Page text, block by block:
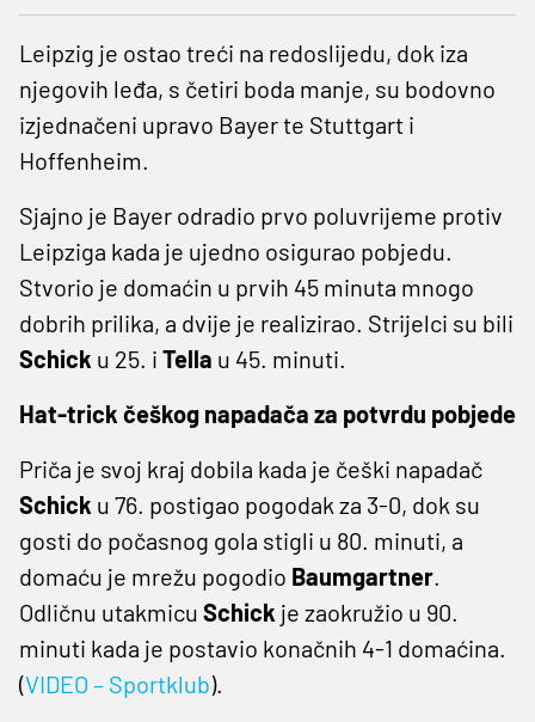
Leipzig je ostao treći na redoslijedu, dok iza
njegovih leđa, s četiri boda manje, su bodovno
izjednačeni upravo Bayer te Stuttgart i
Hoffenheim.
Sjajno je Bayer odradio prvo poluvrijeme protiv
Leipziga kada je ujedno osigurao pobjedu.
Stvorio je domaćin u prvih 45 minuta mnogo
dobrih prilika, a dvije je realizirao. Strijelci su bili
Schick u 25. i Tella u 45. minuti.
Hat-trick češkog napadača za potvrdu pobjede
Priča je svoj kraj dobila kada je češki napadač
Schick u 76. postigao pogodak za 3-0, dok su
gosti do počasnog gola stigli u 80. minuti, a
domaću je mrežu pogodio Baumgartner.
Odličnu utakmicu Schick je zaokružio u 90.
minuti kada je postavio konačnih 4-1 domaćina.
(VIDEO – Sportklub).